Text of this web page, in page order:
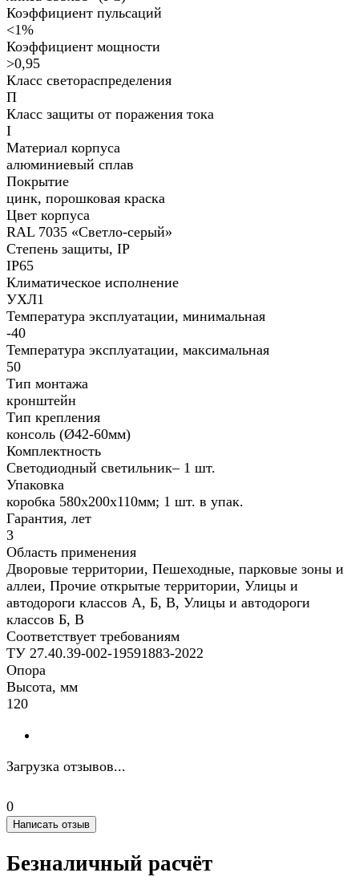
Коэффициент пульсаций
<1%
Коэффициент мощности
>0,95
Класс светораспределения
П
Класс защиты от поражения тока
I
Материал корпуса
алюминиевый сплав
Покрытие
цинк, порошковая краска
Цвет корпуса
RAL 7035 «Светло-серый»
Степень защиты, IP
IP65
Климатическое исполнение
УХЛ1
Температура эксплуатации, минимальная
-40
Температура эксплуатации, максимальная
50
Тип монтажа
кронштейн
Тип крепления
консоль (Ø42-60мм)
Комплектность
Светодиодный светильник– 1 шт.
Упаковка
коробка 580х200х110мм; 1 шт. в упак.
Гарантия, лет
3
Область применения
Дворовые территории, Пешеходные, парковые зоны и
аллеи, Прочие открытые территории, Улицы и
автодороги классов А, Б, В, Улицы и автодороги
классов Б, В
Соответствует требованиям
ТУ 27.40.39-002-19591883-2022
Опора
Высота, мм
120
Загрузка отзывов...
0
Написать отзыв
Безналичный расчёт